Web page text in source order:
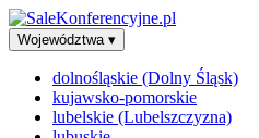
Województwa ▾
dolnośląskie (Dolny Śląsk)
kujawsko-pomorskie
lubelskie (Lubelszczyzna)